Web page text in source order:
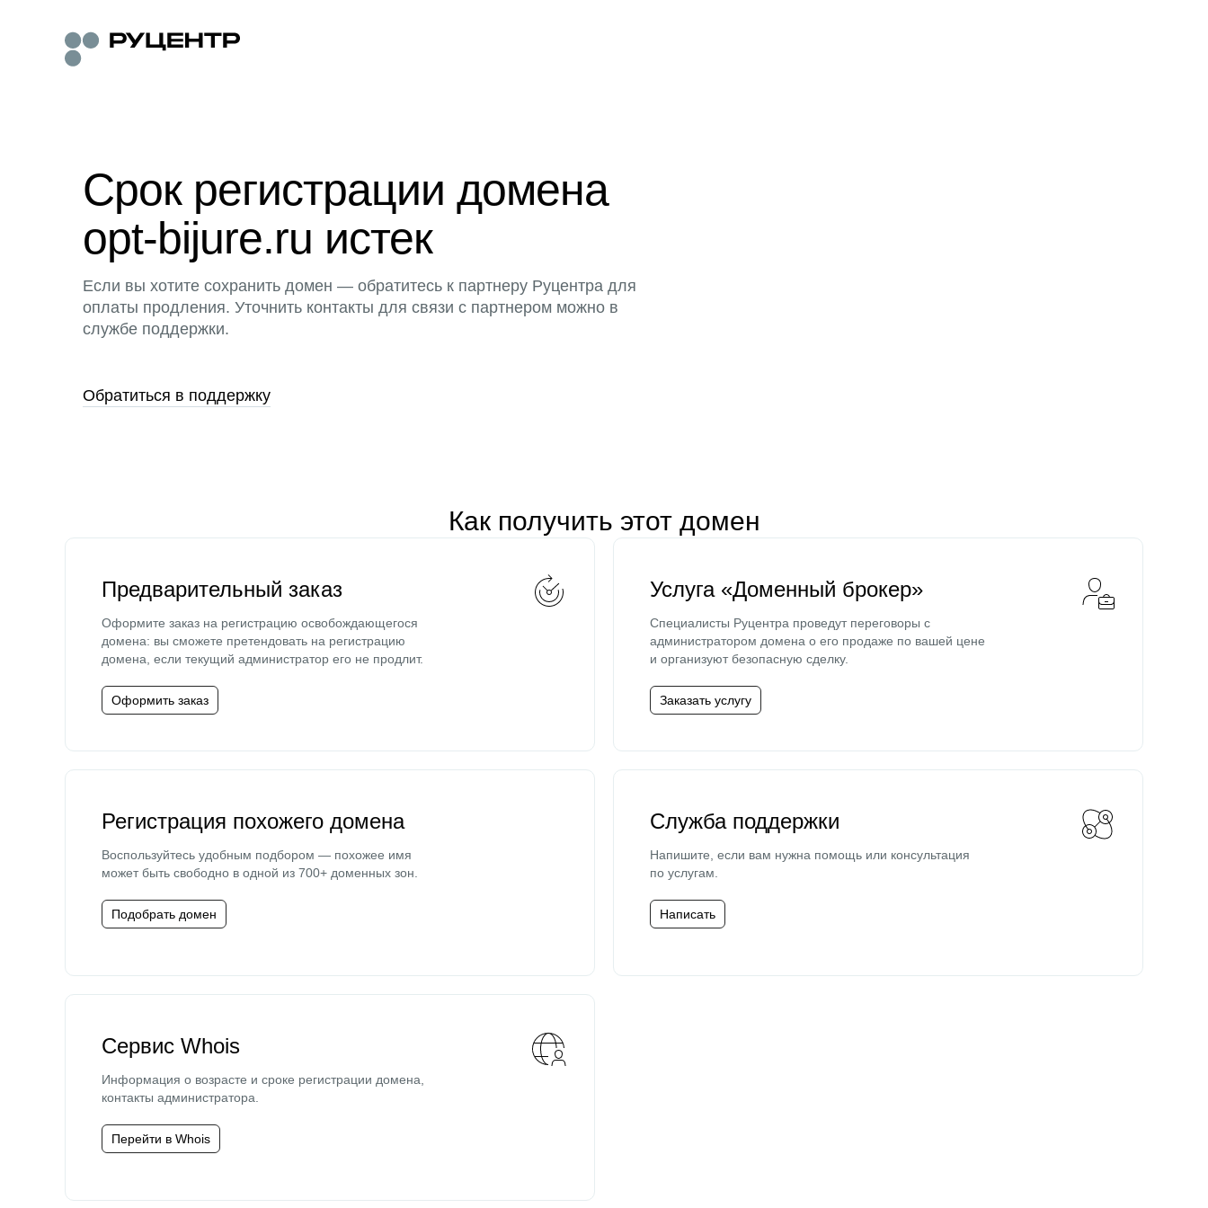
Срок регистрации домена
opt-bijure.ru истек
Если вы хотите сохранить домен — обратитесь к партнеру Руцентра для
оплаты продления. Уточнить контакты для связи с партнером можно в
службе поддержки.
Обратиться в поддержку
Как получить этот домен
Предварительный заказ
Оформите заказ на регистрацию освобождающегося
домена: вы сможете претендовать на регистрацию
домена, если текущий администратор его не продлит.
Оформить заказ
Услуга «Доменный брокер»
Специалисты Руцентра проведут переговоры с
администратором домена о его продаже по вашей цене
и организуют безопасную сделку.
Заказать услугу
Регистрация похожего домена
Воспользуйтесь удобным подбором — похожее имя
может быть свободно в одной из 700+ доменных зон.
Подобрать домен
Служба поддержки
Напишите, если вам нужна помощь или консультация
по услугам.
Написать
Сервис Whois
Информация о возрасте и сроке регистрации домена,
контакты администратора.
Перейти в Whois